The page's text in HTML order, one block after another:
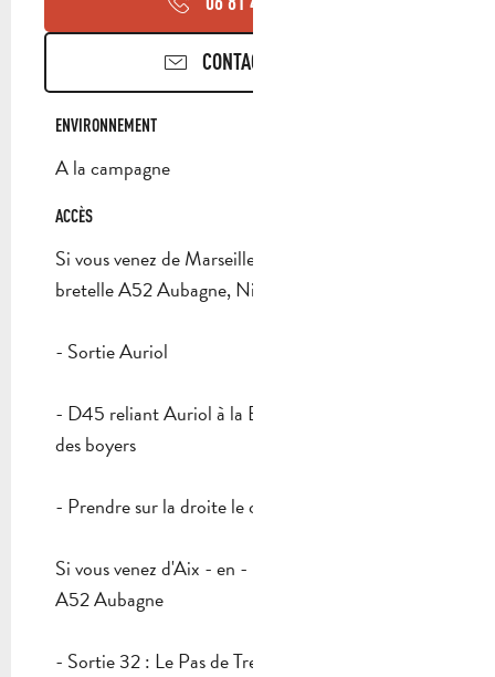
CONTACTEZ-NOUS
ENVIRONNEMENT
ENVIRONNEMENT
A la campagne
ACCÈS
ACCÈS
Si vous venez de Marseille :
bretelle A52 Aubagne, Nice
- Sortie Auriol
- D45 reliant Auriol à la Bouilladisse par le ch.
des boyers
- Prendre sur la droite le chemin de la Mireille
Si vous venez d'Aix - en - Provence :
A52 Aubagne
- Sortie 32 : Le Pas de Trets